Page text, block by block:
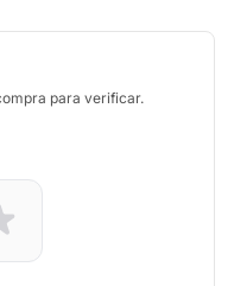
para verificar.